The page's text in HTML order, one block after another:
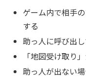
ゲーム内で相手
する
助っ人に呼び出
「地図受け取り
助っ人が出ない